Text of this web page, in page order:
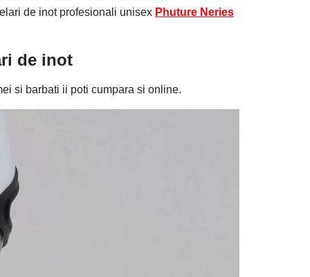
de inot profesionali unisex Phuture Neries
de inot
si barbati ii poti cumpara si online.